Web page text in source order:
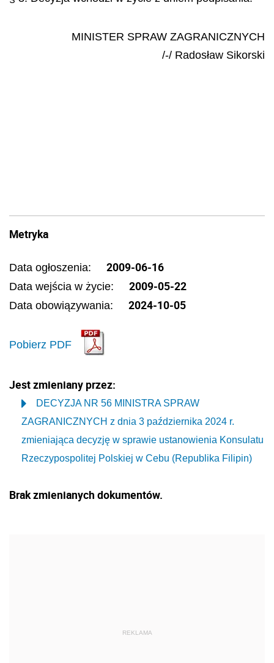
MINISTER SPRAW ZAGRANICZNYCH
/-/ Radosław Sikorski
Metryka
Data ogłoszenia: 2009-06-16
Data wejścia w życie: 2009-05-22
Data obowiązywania: 2024-10-05
Pobierz PDF
Jest zmieniany przez:
DECYZJA NR 56 MINISTRA SPRAW
ZAGRANICZNYCH z dnia 3 października 2024 r.
zmieniająca decyzję w sprawie ustanowienia Konsulatu
Rzeczypospolitej Polskiej w Cebu (Republika Filipin)
Brak zmienianych dokumentów.